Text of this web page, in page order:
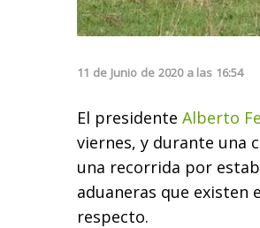
11 de Junio de 2020 a las 16:54
El presidente Alberto
viernes, y durante una
una recorrida por
aduaneras que existen
respecto.